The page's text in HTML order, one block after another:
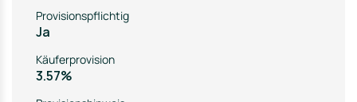
Provisionspflichtig
Ja
Käuferprovision
3.57%